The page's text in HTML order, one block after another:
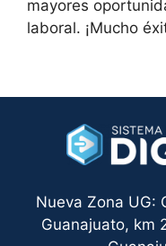
mayores
laboral. ¡Mucho
Nueva Zona UG:
Guanajuato, km